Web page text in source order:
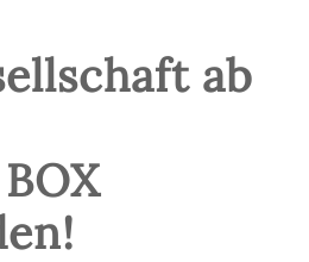
ab
BOX